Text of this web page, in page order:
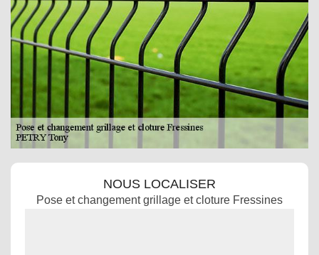
NOUS LOCALISER
Pose et changement grillage et cloture Fressines